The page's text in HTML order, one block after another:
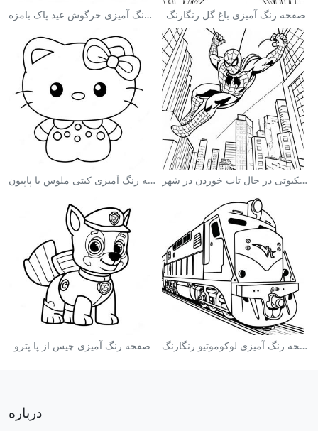
صفحه رنگ آمیزی خرگوش عید پاک بامزه صفحه رنگ آمیزی باغ گل رنگارنگ
صفحه رنگ آمیزی کیتی ملوس با پاپیون صفحه رنگ آمیزی مرد عنکبوتی در حال تاب خوردن در شهر
صفحه رنگ آمیزی چیس از پا پترو صفحه رنگ آمیزی لوکوموتیو رنگارنگ
درباره